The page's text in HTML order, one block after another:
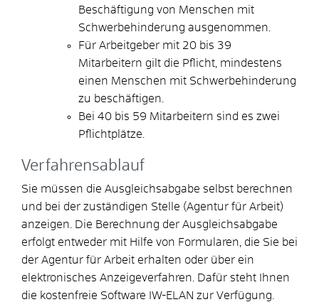
Beschäftigung von Menschen mit
Schwerbehinderung ausgenommen.
Für Arbeitgeber mit 20 bis 39
Mitarbeitern gilt die Pflicht, mindestens
einen Menschen mit Schwerbehinderung
zu beschäftigen.
Bei 40 bis 59 Mitarbeitern sind es zwei
Pflichtplätze.
Verfahrensablauf
Sie müssen die Ausgleichsabgabe selbst berechnen
und bei der zuständigen Stelle (Agentur für Arbeit)
anzeigen. Die Berechnung der Ausgleichsabgabe
erfolgt entweder mit Hilfe von Formularen, die Sie bei
der Agentur für Arbeit erhalten oder über ein
elektronisches Anzeigeverfahren. Dafür steht Ihnen
die kostenfreie Software IW-ELAN zur Verfügung.